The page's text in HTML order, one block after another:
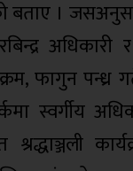
बताए ।
अधिकारी
फागुन
स्वर्गीय
श्रद्धाञ्जली